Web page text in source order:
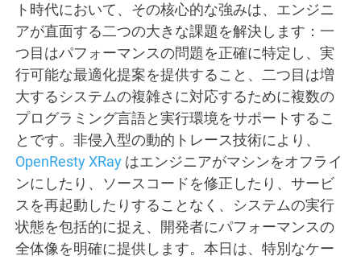
ト時代において、その核心的な強みは、エンジニ
アが直面する二つの大きな課題を解決します：一
つ目はパフォーマンスの問題を正確に特定し、実
行可能な最適化提案を提供すること、二つ目は増
大するシステムの複雑さに対応するために複数の
プログラミング言語と実行環境をサポートするこ
とです。非侵入型の動的トレース技術により、
OpenResty XRay はエンジニアがマシンをオフライ
ンにしたり、ソースコードを修正したり、サービ
スを再起動したりすることなく、システムの実行
状態を包括的に捉え、開発者にパフォーマンスの
全体像を明確に提供します。本日は、特別なケー